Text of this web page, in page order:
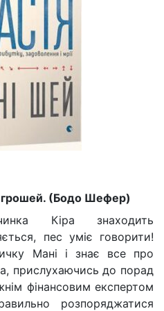
грошей. (Бодо Шефер)
Кіра знаходить
пес уміє говорити!
Мані і знає все про
прислухаючись до порад
фінансовим експертом
розпоряджатися